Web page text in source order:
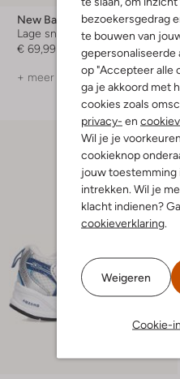
bezoekersgedrag
te bouwen van
gepersonaliseerde
op "Accepteer alle
ga je akkoord met
cookies zoals
privacy- en
Wil je je
cookieknop
jouw toestemming
intrekken. Wil je
klacht indienen?
cookieverklaring.
Weigeren
Cookie-
New Balance
Lage sneakers
€ 69,99
+ meer kleuren